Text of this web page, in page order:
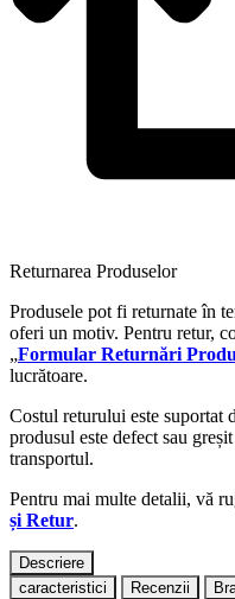
Returnarea Produselor
Produsele pot fi returnate în
oferi un motiv. Pentru retur,
„Formular Returnări
lucrătoare.
Costul returului este suportat
produsul este defect sau
transportul.
Pentru mai multe detalii, vă
și Retur.
Descriere
caracteristici
Recenzii